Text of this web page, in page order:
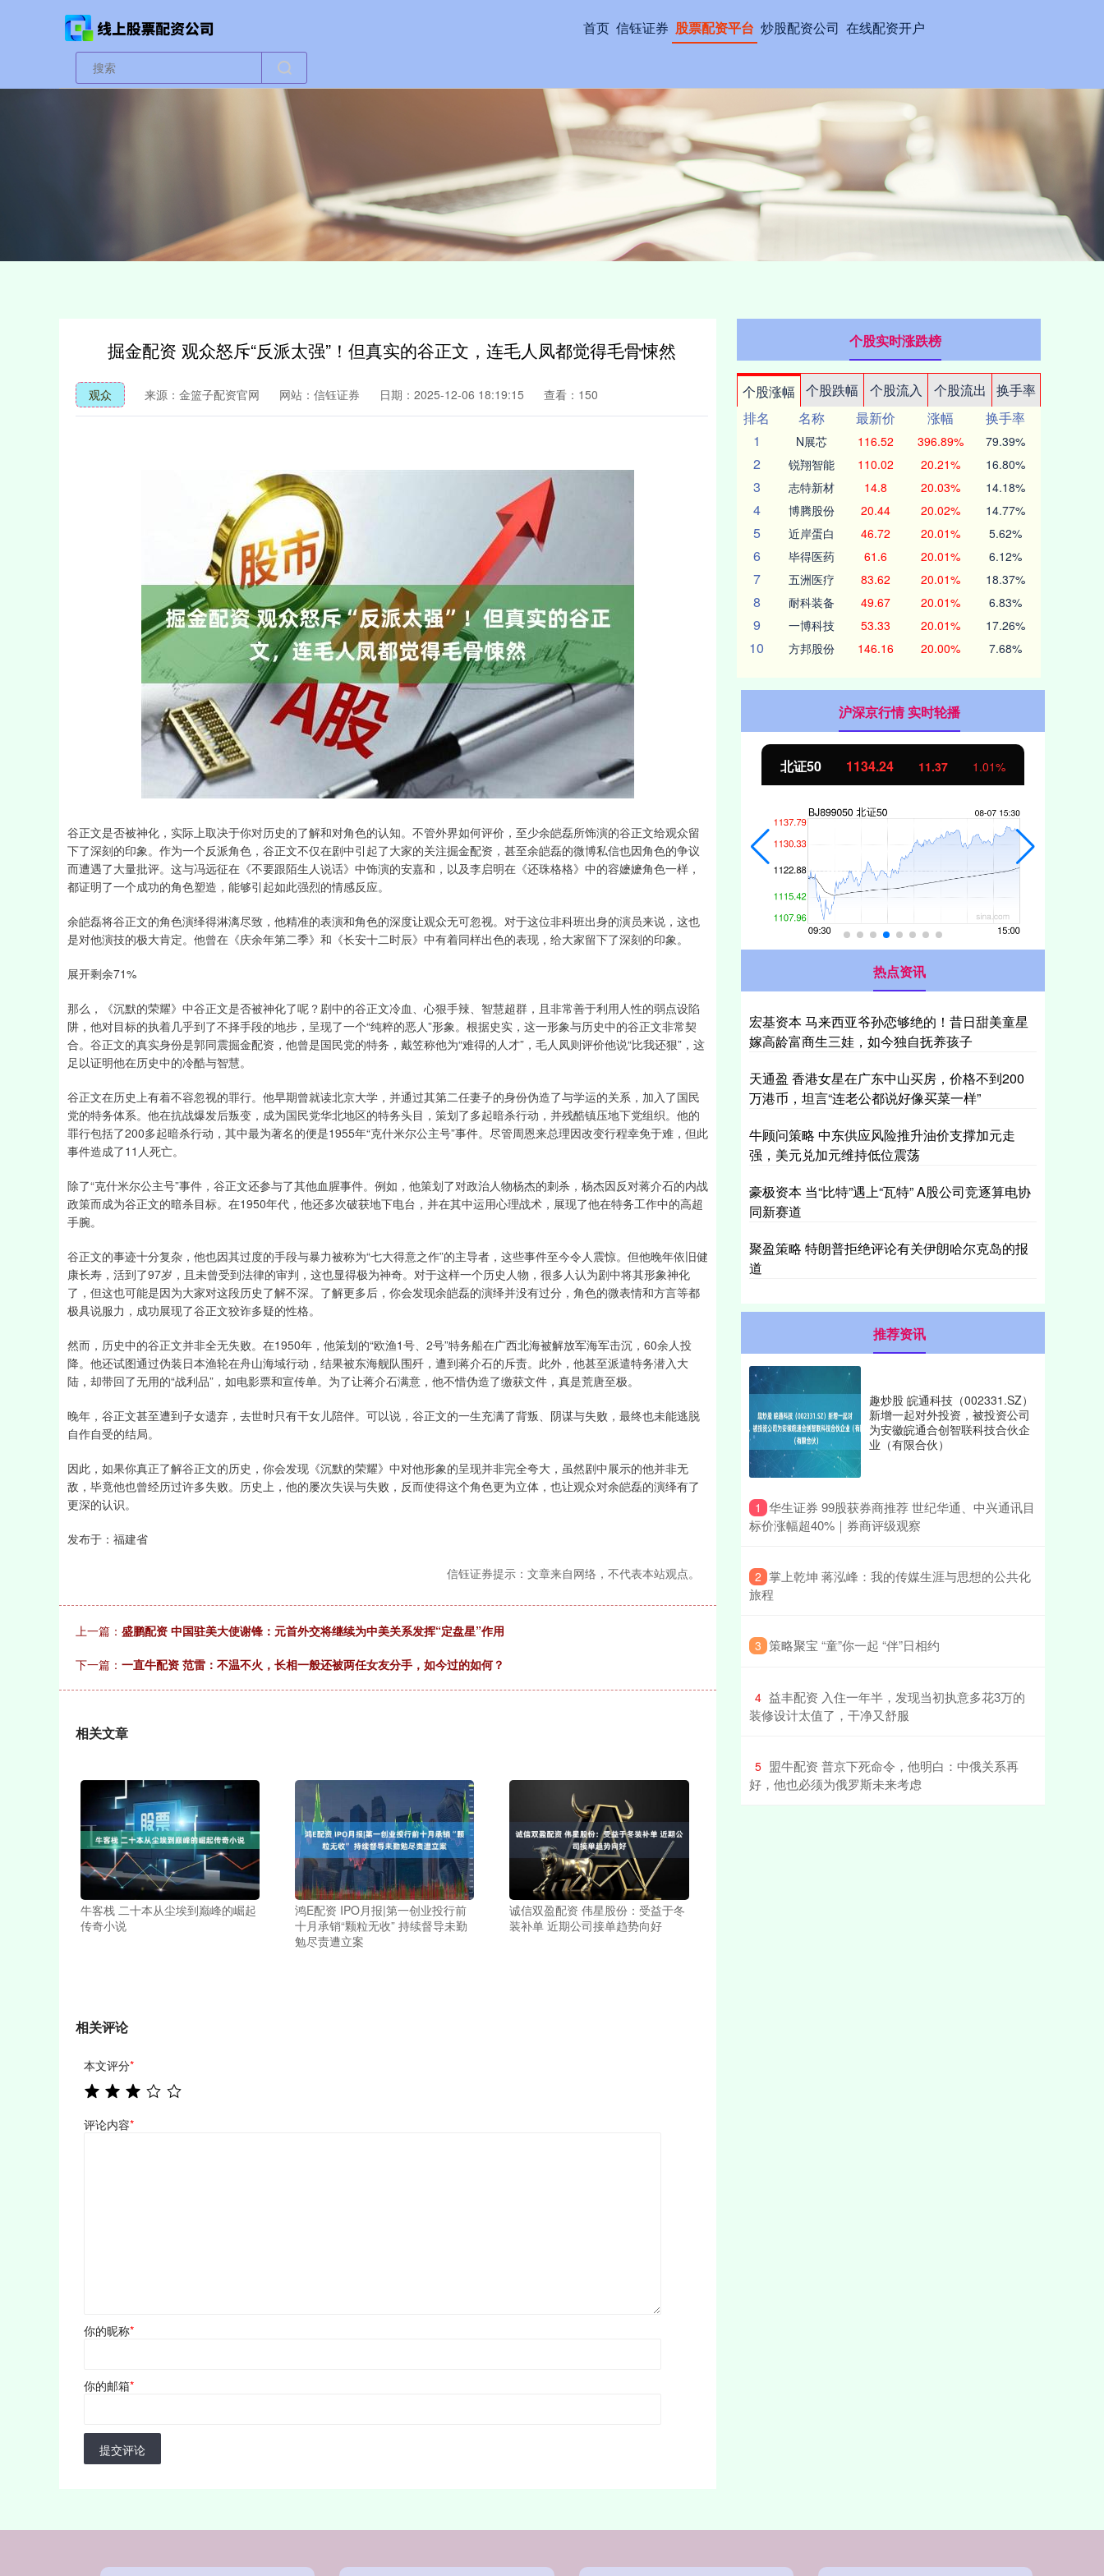
首页 信钰证券 股票配资平台 炒股配资公司 在线配资开户
掘金配资 观众怒斥“反派太强”！但真实的谷正文，连毛人凤都觉得毛骨悚然
观众 来源：金篮子配资官网 网站：信钰证券 日期：2025-12-06 18:19:15 查看：150
谷正文是否被神化，实际上取决于你对历史的了解和对角色的认知。不管外界如何评价，至少余皑磊所饰演的谷正文给观众留
下了深刻的印象。作为一个反派角色，谷正文不仅在剧中引起了大家的关注掘金配资，甚至余皑磊的微博私信也因角色的争议
而遭遇了大量批评。这与冯远征在《不要跟陌生人说话》中饰演的安嘉和，以及李启明在《还珠格格》中的容嬷嬷角色一样，
都证明了一个成功的角色塑造，能够引起如此强烈的情感反应。
余皑磊将谷正文的角色演绎得淋漓尽致，他精准的表演和角色的深度让观众无可忽视。对于这位非科班出身的演员来说，这也
是对他演技的极大肯定。他曾在《庆余年第二季》和《长安十二时辰》中有着同样出色的表现，给大家留下了深刻的印象。
展开剩余71%
那么，《沉默的荣耀》中谷正文是否被神化了呢？剧中的谷正文冷血、心狠手辣、智慧超群，且非常善于利用人性的弱点设陷
阱，他对目标的执着几乎到了不择手段的地步，呈现了一个“纯粹的恶人”形象。根据史实，这一形象与历史中的谷正文非常契
合。谷正文的真实身份是郭同震掘金配资，他曾是国民党的特务，戴笠称他为“难得的人才”，毛人凤则评价他说“比我还狠”，这
足以证明他在历史中的冷酷与智慧。
谷正文在历史上有着不容忽视的罪行。他早期曾就读北京大学，并通过其第二任妻子的身份伪造了与学运的关系，加入了国民
党的特务体系。他在抗战爆发后叛变，成为国民党华北地区的特务头目，策划了多起暗杀行动，并残酷镇压地下党组织。他的
罪行包括了200多起暗杀行动，其中最为著名的便是1955年“克什米尔公主号”事件。尽管周恩来总理因改变行程幸免于难，但此
事件造成了11人死亡。
除了“克什米尔公主号”事件，谷正文还参与了其他血腥事件。例如，他策划了对政治人物杨杰的刺杀，杨杰因反对蒋介石的内战
政策而成为谷正文的暗杀目标。在1950年代，他还多次破获地下电台，并在其中运用心理战术，展现了他在特务工作中的高超
手腕。
谷正文的事迹十分复杂，他也因其过度的手段与暴力被称为“七大得意之作”的主导者，这些事件至今令人震惊。但他晚年依旧健
康长寿，活到了97岁，且未曾受到法律的审判，这也显得极为神奇。对于这样一个历史人物，很多人认为剧中将其形象神化
了，但这也可能是因为大家对这段历史了解不深。了解更多后，你会发现余皑磊的演绎并没有过分，角色的微表情和方言等都
极具说服力，成功展现了谷正文狡诈多疑的性格。
然而，历史中的谷正文并非全无失败。在1950年，他策划的“欧渔1号、2号”特务船在广西北海被解放军海军击沉，60余人投
降。他还试图通过伪装日本渔轮在舟山海域行动，结果被东海舰队围歼，遭到蒋介石的斥责。此外，他甚至派遣特务潜入大
陆，却带回了无用的“战利品”，如电影票和宣传单。为了让蒋介石满意，他不惜伪造了缴获文件，真是荒唐至极。
晚年，谷正文甚至遭到子女遗弃，去世时只有干女儿陪伴。可以说，谷正文的一生充满了背叛、阴谋与失败，最终也未能逃脱
自作自受的结局。
因此，如果你真正了解谷正文的历史，你会发现《沉默的荣耀》中对他形象的呈现并非完全夸大，虽然剧中展示的他并非无
敌，毕竟他也曾经历过许多失败。历史上，他的屡次失误与失败，反而使得这个角色更为立体，也让观众对余皑磊的演绎有了
更深的认识。
发布于：福建省
信钰证券提示：文章来自网络，不代表本站观点。
上一篇： 盛鹏配资 中国驻美大使谢锋：元首外交将继续为中美关系发挥“定盘星”作用
下一篇： 一直牛配资 范雷：不温不火，长相一般还被两任女友分手，如今过的如何？
相关文章
牛客栈 二十本从尘埃到巅峰的崛起
传奇小说
鸿E配资 IPO月报|第一创业投行前
十月承销“颗粒无收” 持续督导未勤
勉尽责遭立案
诚信双盈配资 伟星股份：受益于冬
装补单 近期公司接单趋势向好
相关评论
本文评分*
评论内容*
你的昵称*
你的邮箱*
提交评论
个股实时涨跌榜
个股涨幅 个股跌幅 个股流入 个股流出
换手率
排名
名称 最新价 涨幅
换手率
1
N展芯 116.52 396.89% 79.39%
2 锐翔智能 110.02 20.21% 16.80%
3 志特新材 14.8 20.03% 14.18%
4 博腾股份 20.44 20.02% 14.77%
5 近岸蛋白 46.72 20.01% 5.62%
6 毕得医药 61.6 20.01% 6.12%
7 五洲医疗 83.62 20.01% 18.37%
8 耐科装备 49.67 20.01% 6.83%
9 一博科技 53.33 20.01% 17.26%
10 方邦股份 146.16 20.00% 7.68%
沪深京行情 实时轮播
沪深300 4694.44 0.93% 北证50 11.37 创业板指 3563.12 47.56 1.35%
热点资讯
宏基资本 马来西亚爷孙恋够绝的！昔日甜美童星
嫁高龄富商生三娃，如今独自抚养孩子
天通盈 香港女星在广东中山买房，价格不到200
万港币，坦言“连老公都说好像买菜一样”
牛顾问策略 中东供应风险推升油价支撑加元走
强，美元兑加元维持低位震荡
豪极资本 当“比特”遇上“瓦特” A股公司竞逐算电协
同新赛道
聚盈策略 特朗普拒绝评论有关伊朗哈尔克岛的报
道
推荐资讯
趣炒股 皖通科技（002331.SZ）
新增一起对外投资，被投资公司
为安徽皖通合创智联科技合伙企
业（有限合伙）
1 ​华生证券 99股获券商推荐 世纪华通、中兴通讯目
标价涨幅超40%｜券商评级观察
2 ​掌上乾坤 蒋泓峰：我的传媒生涯与思想的公共化
旅程
3 ​策略聚宝 “童”你一起 “伴”日相约
4 ​益丰配资 入住一年半，发现当初执意多花3万的
装修设计太值了，干净又舒服
5 ​盟牛配资 普京下死命令，他明白：中俄关系再
好，他也必须为俄罗斯未来考虑